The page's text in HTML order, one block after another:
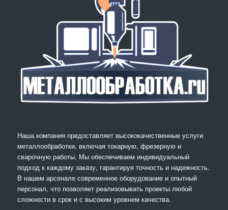
Наша компания предоставляет высококачественные услуги
металлообработки, включая токарную, фрезерную и
сварочную работы. Мы обеспечиваем индивидуальный
подход к каждому заказу, гарантируя точность и надежность.
В нашем арсенале современное оборудование и опытный
персонал, что позволяет реализовывать проекты любой
сложности в срок и с высоким уровнем качества.